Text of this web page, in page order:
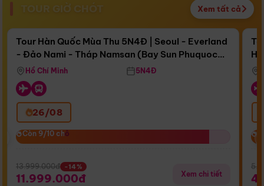
TOUR GIỜ CHÓT Xem tất cả
Còn16 ngày 15:52:55
Bay Sun Phuquoc Airways
Điểm nổi bật
Tour Hàn Quốc Mùa Thu 5N4Đ | Seoul - Everland
- Đảo Nami - Tháp Namsan (Bay Sun Phuquoc
Airways)
Hồ Chí Minh 5N4Đ
26/08
Còn 9/10 chỗ
Còn 9/10 chỗ
13.999.000đ -14%
11.999.000đ Xem chi tiết